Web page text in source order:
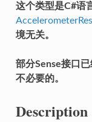
这个类型是C#语
境无关。
部分Sense接口
不必要的。
Description